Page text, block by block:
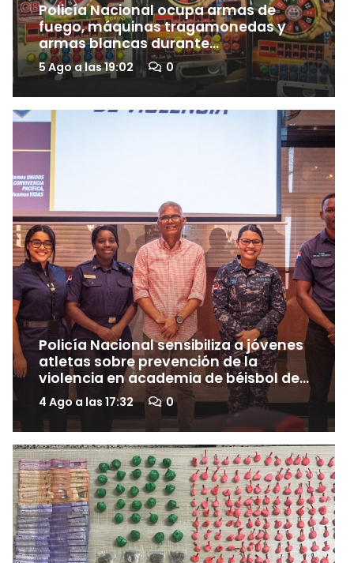
Policía Nacional ocupa armas de
fuego, máquinas tragamonedas y
armas blancas durante
allanamiento y operativos en La
Vega
5 Ago a las 19:02 0
Policía Nacional sensibiliza a jóvenes
atletas sobre prevención de la
violencia en academia de béisbol de
SDE
4 Ago a las 17:32 0